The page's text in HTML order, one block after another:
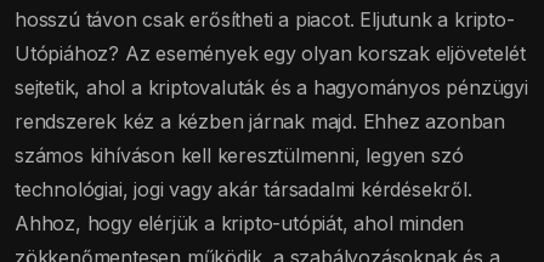
hosszú távon csak erősítheti a piacot. Eljutunk a kripto-
Utópiához? Az események egy olyan korszak eljövetelét
sejtetik, ahol a kriptovaluták és a hagyományos pénzügyi
rendszerek kéz a kézben járnak majd. Ehhez azonban
számos kihíváson kell keresztülmenni, legyen szó
technológiai, jogi vagy akár társadalmi kérdésekről.
Ahhoz, hogy elérjük a kripto-utópiát, ahol minden